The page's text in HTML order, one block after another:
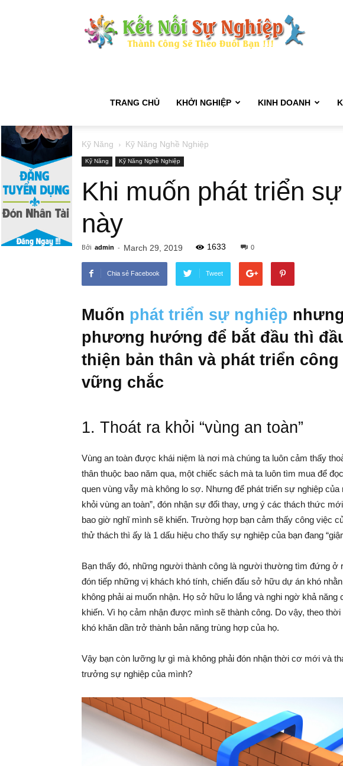
Khởi
–
Làm
Giàu
–
TRANG CHỦ KHỞI NGHIỆP KINH DOANH
Kỹ Năng Kỹ Năng Nghề Nghiệp
Kỹ Năng Kỹ Năng Nghề Nghiệp
Khi muốn phát triển
này
Bởi admin - March 29, 2019 1633 0
Chia sẻ Facebook Tweet
Muốn phát triển sự nghiệp
phương hướng để bắt đầu thì
thiện bản thân và phát triển
vững chắc
1. Thoát ra khỏi “vùng an toàn”
Vùng an toàn được khái niệm là nơi mà chúng ta luôn cảm thấy
thân thuộc bao năm qua, một chiếc sách mà ta luôn tìm mua để
quen vùng vẫy mà không lo sợ. Nhưng để phát triển sự nghiệp
khỏi vùng an toàn”, đón nhận sự đổi thay, ưng ý các thách thức
bao giờ nghĩ mình sẽ khiến. Trường hợp bạn cảm thấy công việc
thử thách thì ấy là 1 dấu hiệu cho thấy sự nghiệp của bạn đang
Bạn thấy đó, những người thành công là người thường tìm đứng ở
đón tiếp những vị khách khó tính, chiến đấu sở hữu dự án khó
không phải ai muốn nhận. Họ sở hữu lo lắng và nghi ngờ khả
khiến. Vì họ cảm nhận được mình sẽ thành công. Do vậy, theo
khó khăn dần trở thành bản năng trùng hợp của họ.
Vậy bạn còn lưỡng lự gì mà không phải đón nhận thời cơ mới và
trưởng sự nghiệp của mình?